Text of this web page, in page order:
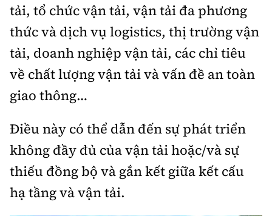
tải, tổ chức vận tải, vận tải đa phương
thức và dịch vụ logistics, thị trường vận
tải, doanh nghiệp vận tải, các chỉ tiêu
về chất lượng vận tải và vấn đề an toàn
giao thông…
Điều này có thể dẫn đến sự phát triển
không đầy đủ của vận tải hoặc/và sự
thiếu đồng bộ và gắn kết giữa kết cấu
hạ tầng và vận tải.